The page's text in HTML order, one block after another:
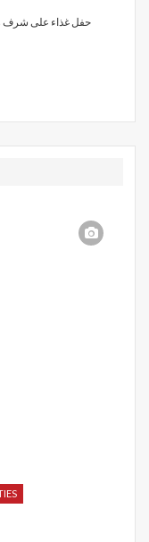
حفل غذاء على شرف